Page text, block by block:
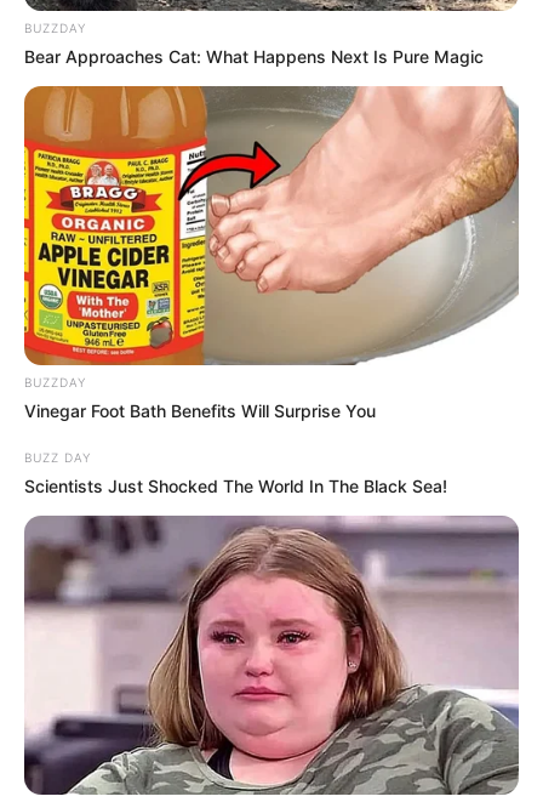
BUZZDAY
Bear Approaches Cat: What Happens Next Is Pure Magic
BUZZDAY
Vinegar Foot Bath Benefits Will Surprise You
BUZZ DAY
Scientists Just Shocked The World In The Black Sea!